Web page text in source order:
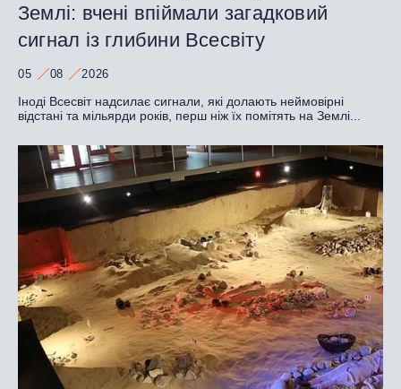
Землі: вчені впіймали загадковий
сигнал із глибини Всесвіту
05 08 2026
Іноді Всесвіт надсилає сигнали, які долають неймовірні
відстані та мільярди років, перш ніж їх помітять на Землі...